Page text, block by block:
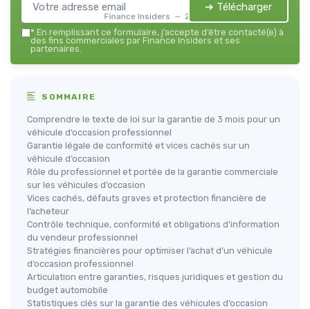
Finance Insiders — 2026
➔ Télécharger
* En remplissant ce formulaire, j’accepte d’être contacté(e) à
des fins commerciales par Finance Insiders et ses
partenaires.
SOMMAIRE
Comprendre le texte de loi sur la garantie de 3 mois pour un
véhicule d’occasion professionnel
Garantie légale de conformité et vices cachés sur un
véhicule d’occasion
Rôle du professionnel et portée de la garantie commerciale
sur les véhicules d’occasion
Vices cachés, défauts graves et protection financière de
l’acheteur
Contrôle technique, conformité et obligations d’information
du vendeur professionnel
Stratégies financières pour optimiser l’achat d’un véhicule
d’occasion professionnel
Articulation entre garanties, risques juridiques et gestion du
budget automobile
Statistiques clés sur la garantie des véhicules d’occasion